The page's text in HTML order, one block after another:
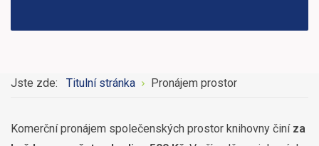
Jste zde: Titulní stránka Pronájem prostor
Komerční pronájem společenských prostor knihovny činí za